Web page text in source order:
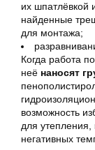
их шпатлёвкой
найденные
для монтажа;
Когда работа
неё наносят
возможность
для утепления,
негативных